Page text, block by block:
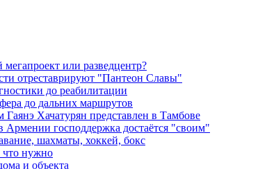
или разведцентр?
отреставрируют "Пантеон Славы"
до реабилитации
до дальних маршрутов
Хачатурян представлен в Тамбове
Армении господдержка достаётся "своим"
шахматы, хоккей, бокс
что нужно
и объекта